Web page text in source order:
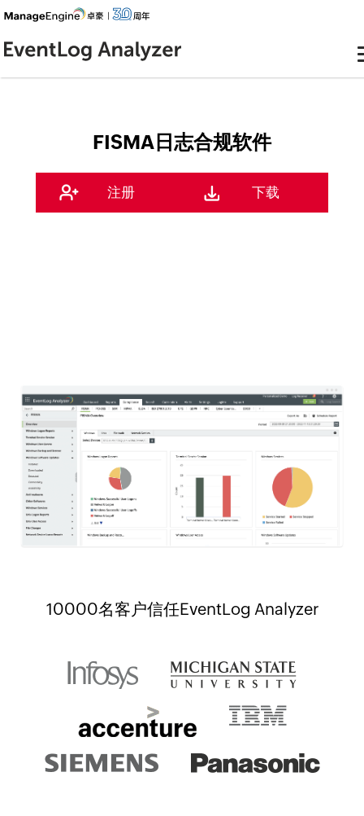
FISMA日志合规软件
注册 下载
10000名客户信任EventLog Analyzer